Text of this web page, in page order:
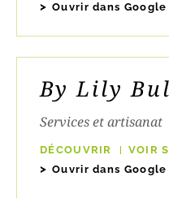
Ouvrir dans Google
By Lily
Services et artisanat
DÉCOUVRIR
VOIR
Ouvrir dans Google